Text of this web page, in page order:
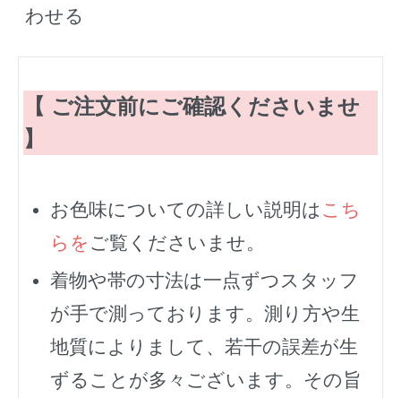
わせる
【 ご注文前にご確認くださいませ
】
お色味についての詳しい説明は こち
らを ご覧くださいませ。
着物や帯の寸法は一点ずつスタッフ
が手で測っております。測り方や生
地質によりまして、若干の誤差が生
ずることが多々ございます。その旨